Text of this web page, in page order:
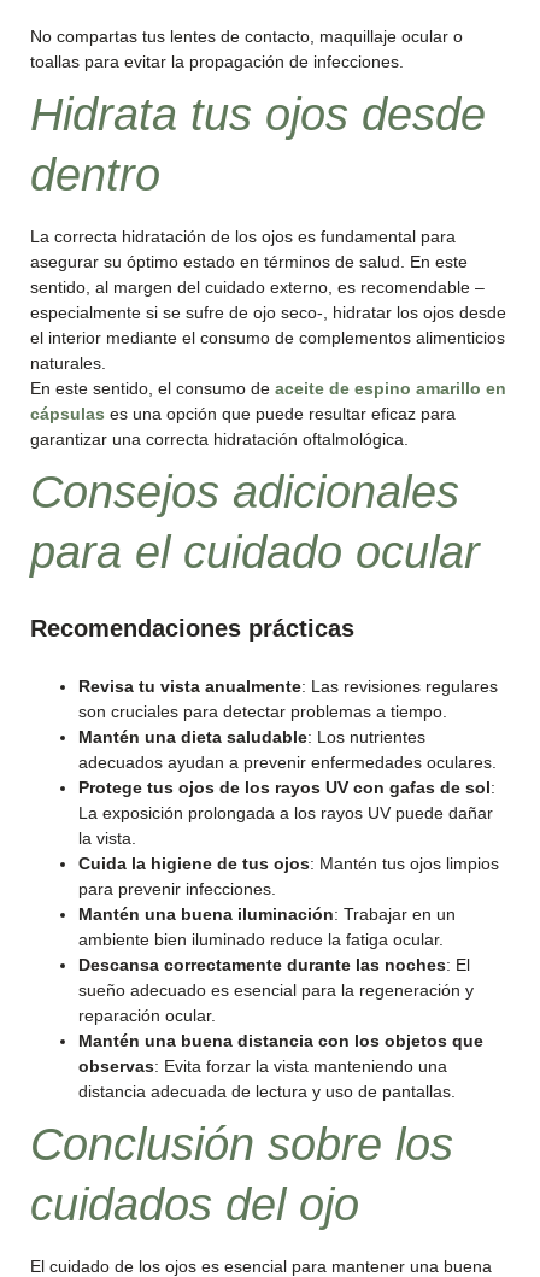
No compartas tus lentes de contacto, maquillaje ocular o
toallas para evitar la propagación de infecciones.
Hidrata tus ojos desde
dentro
La correcta hidratación de los ojos es fundamental para
asegurar su óptimo estado en términos de salud. En este
sentido, al margen del cuidado externo, es recomendable –
especialmente si se sufre de ojo seco-, hidratar los ojos desde
el interior mediante el consumo de complementos alimenticios
naturales.
En este sentido, el consumo de aceite de espino amarillo en
cápsulas es una opción que puede resultar eficaz para
garantizar una correcta hidratación oftalmológica.
Consejos adicionales
para el cuidado ocular
Recomendaciones prácticas
Revisa tu vista anualmente: Las revisiones regulares
son cruciales para detectar problemas a tiempo.
Mantén una dieta saludable: Los nutrientes
adecuados ayudan a prevenir enfermedades oculares.
Protege tus ojos de los rayos UV con gafas de sol:
La exposición prolongada a los rayos UV puede dañar
la vista.
Cuida la higiene de tus ojos: Mantén tus ojos limpios
para prevenir infecciones.
Mantén una buena iluminación: Trabajar en un
ambiente bien iluminado reduce la fatiga ocular.
Descansa correctamente durante las noches: El
sueño adecuado es esencial para la regeneración y
reparación ocular.
Mantén una buena distancia con los objetos que
observas: Evita forzar la vista manteniendo una
distancia adecuada de lectura y uso de pantallas.
Conclusión sobre los
cuidados del ojo
El cuidado de los ojos es esencial para mantener una buena